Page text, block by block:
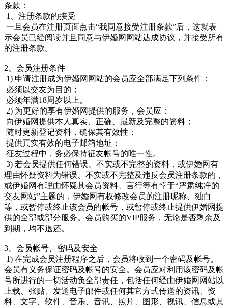
条款：
1、注册条款的接受
一旦会员在注册页面点击“我同意接受注册条款”后，这就表
示会员已经阅读并且同意与伊婚网网站达成协议，并接受所有
的注册条款。
2、会员注册条件
1) 申请注册成为伊婚网网站的会员应全部满足下列条件：
必须以交友为目的；
必须年满18周岁以上。
2) 为更好的享有伊婚网提供的服务，会员应：
向伊婚网提供本人真实、正确、最新及完整的资料；
随时更新登记资料，确保其有效性；
提供真实有效的电子邮箱地址；
征友过程中，务必保持征友帐号的唯一性。
3) 若会员提供任何错误、不实或不完整的资料，或伊婚网有
理由怀疑资料为错误、不实或不完整及违反会员注册条款的，
或伊婚网有理由怀疑其会员资料、言行等有悖于“严肃纯净的
交友网站”主题的，伊婚网有权修改会员的注册昵称、独白
等，或暂停或终止该会员的帐号，或暂停或终止提供伊婚网提
供的全部或部分服务。会员购买的VIP服务，无论是否剩余及
到期，均不退还。
3、会员帐号、密码及安全
1) 在完成会员注册程序之后，会员将收到一个密码及帐号。
会员有义务保证密码及帐号的安全。会员应对利用该密码及帐
号所进行的一切活动负全部责任，包括任何经由伊婚网网站以
上载、张贴、发送电子邮件或任何其它方式传送的资讯、资
料、文字、软件、音乐、音讯、照片、图形、视讯、信息或其